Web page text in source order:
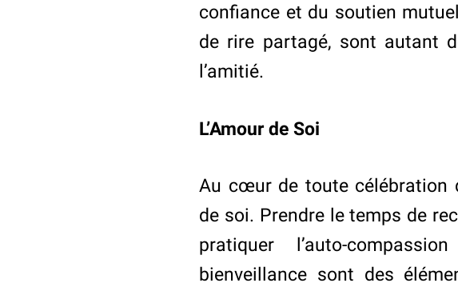
confiance et du soutien
de rire partagé, sont autant
l’amitié.
L’Amour de Soi
Au cœur de toute célébration
de soi. Prendre le temps de
pratiquer l’auto-
bienveillance sont des